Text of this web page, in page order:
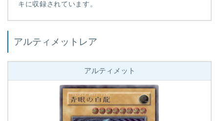
キに収録されています。
アルティメットレア
アルティメット